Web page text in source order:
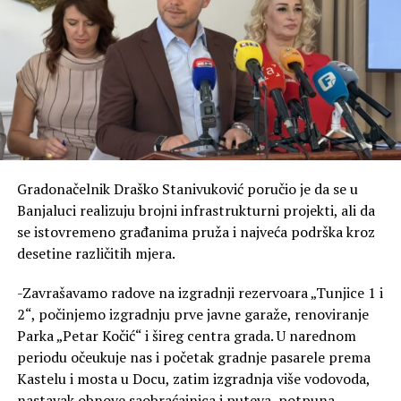
povezivanja radnog staža za desetine hiljada
obespravljenih naših sunarodnika iz Republike
Srpske Krajine
, kojima se i dalje ne priznaju četiri
godine radnog staža. To je pitanje pravde, dostojanstva i
jednakog odnosa prema ljudima koji su pretrpjeli
ogromnu žrtvu – poručio je Borenović.
Sjećanje nije poziv na mržnju, već naša obaveza prema
–Samo narod koji pamti svoju istoriju može graditi
budućnost zasnovanu na miru, pravdi, dostojanstvu i
međusobnom poštovanju
nevino stradalim – zaključio je Borenović.
Gradonačelnik Draško Stanivuković poručio je da se u
Banjaluci realizuju brojni infrastrukturni projekti, ali da
se istovremeno građanima pruža i najveća podrška kroz
desetine različitih mjera.
-Zavrašavamo radove na izgradnji rezervoara „Tunjice 1 i
2“, počinjemo izgradnju prve javne garaže, renoviranje
Parka „Petar Kočić“ i šireg centra grada. U narednom
periodu očeukuje nas i početak gradnje pasarele prema
Kastelu i mosta u Docu, zatim izgradnja više vodovoda,